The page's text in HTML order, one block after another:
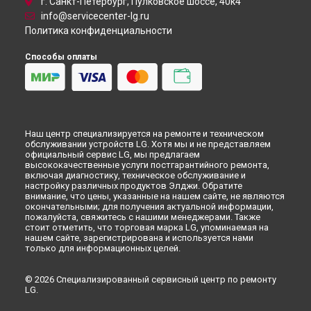
info@servicecenter-lg.ru
Политика конфиденциальности
Способы оплаты
Наш центр специализируется на ремонте и техническом
обслуживании устройств LG. Хотя мы и не представляем
официальный сервис LG, мы предлагаем
высококачественные услуги постгарантийного ремонта,
включая диагностику, техническое обслуживание и
настройку различных продуктов Элджи. Обратите
внимание, что цены, указанные на нашем сайте, не являются
окончательными; для получения актуальной информации,
пожалуйста, свяжитесь с нашими менеджерами. Также
стоит отметить, что торговая марка LG, упоминаемая на
нашем сайте, зарегистрирована и используется нами
только для информационных целей.
© 2026 Специализированный сервисный центр по ремонту
LG.